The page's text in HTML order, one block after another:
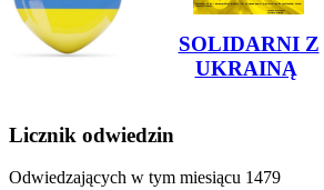
SOLIDARNI Z
UKRAINĄ
Licznik odwiedzin
Odwiedzających w tym miesiącu 1479